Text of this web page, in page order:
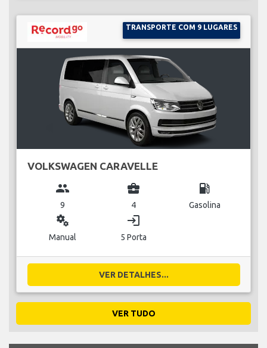
TRANSPORTE COM 9 LUGARES
VOLKSWAGEN CARAVELLE
group
9
business_center
4
local_gas_station
Gasolina
miscellaneous_services
Manual
login
5 Porta
VER DETALHES...
VER TUDO